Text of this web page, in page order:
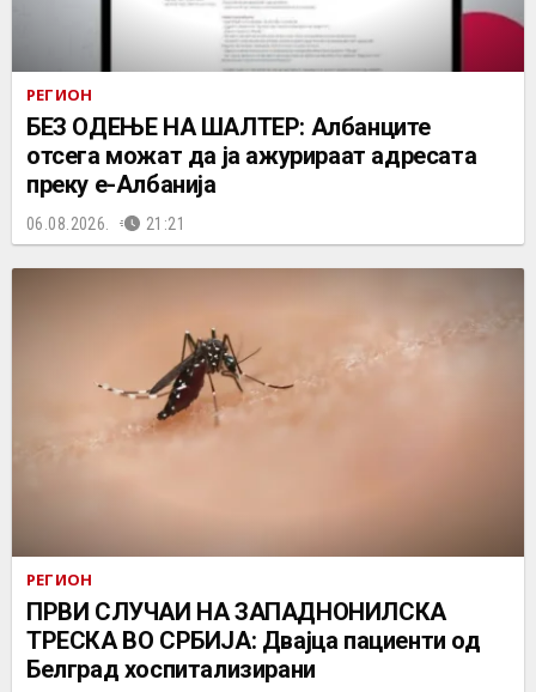
РЕГИОН
БЕЗ ОДЕЊЕ НА ШАЛТЕР: Албанците
отсега можат да ја ажурираат адресата
преку е-Албанија
06.08.2026. 21:21
РЕГИОН
ПРВИ СЛУЧАИ НА ЗАПАДНОНИЛСКА
ТРЕСКА ВО СРБИЈА: Двајца пациенти од
Белград хоспитализирани